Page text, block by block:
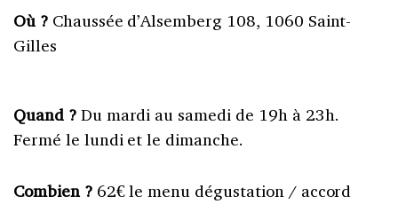
Où ?Chaussée d’Alsemberg 108, 1060 Saint-
Gilles
Quand ? Du mardi au samedi de 19h à 23h.
Fermé le lundi et le dimanche.
Combien ?62€ le menu dégustation / accord